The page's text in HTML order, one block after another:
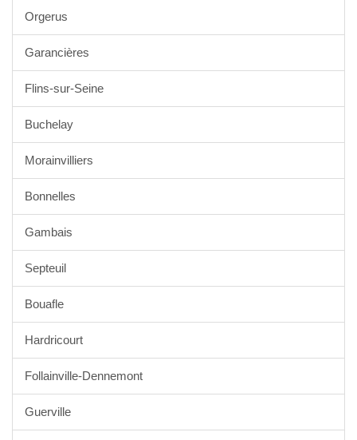
Orgerus
Garancières
Flins-sur-Seine
Buchelay
Morainvilliers
Bonnelles
Gambais
Septeuil
Bouafle
Hardricourt
Follainville-Dennemont
Guerville